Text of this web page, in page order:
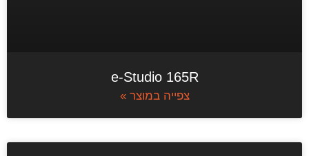
e-Studio 165R
צפייה במוצר »